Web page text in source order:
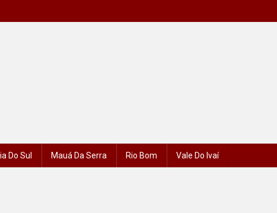
Do Sul Mauá Da Serra Rio Bom Vale Do Ivaí